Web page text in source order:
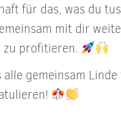
für das, was du
mit dir
zu profitieren.
alle gemeinsam